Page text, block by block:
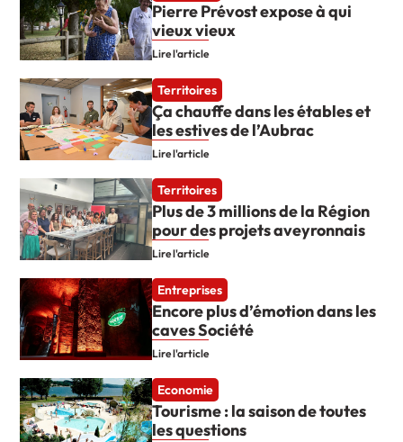
Pierre Prévost expose à qui
vieux vieux
Lire l'article
Territoires
Ça chauffe dans les étables et
les estives de l’Aubrac
Lire l'article
Territoires
Plus de 3 millions de la Région
pour des projets aveyronnais
Lire l'article
Entreprises
Encore plus d’émotion dans les
caves Société
Lire l'article
Economie
Tourisme : la saison de toutes
les questions